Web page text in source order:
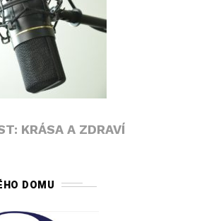
KRÁSA A ZDRAVÍ
DOMU